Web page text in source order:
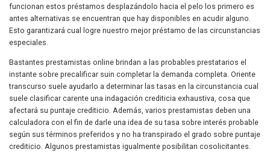
funcionan estos préstamos desplazándolo hacia el pelo los primero es
antes alternativas se encuentran que hay disponibles en acudir alguno.
Esto garantizará cual logre nuestro mejor préstamo de las circunstancias
especiales.
Bastantes prestamistas online brindan a las probables prestatarios el
instante sobre precalificar suin completar la demanda completa. Oriente
transcurso suele ayudarlo a determinar las tasas en la circunstancia cual
suele clasificar carente una indagación crediticia exhaustiva, cosa que
afectará su puntaje crediticio. Además, varios prestamistas deben una
calculadora con el fin de darle una idea de su tasa sobre interés probable
según sus términos preferidos y no ha transpirado el grado sobre puntaje
crediticio. Algunos prestamistas igualmente posibilitan cosolicitantes.